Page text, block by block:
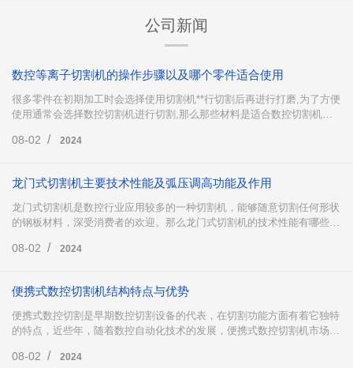
公司新闻
数控等离子切割机的操作步骤以及哪个零件适合使用
很多零件在初期加工时会选择使用切割机**行切割后再进行打磨,为了方便
使用通常会选择数控切割机进行切割,那么那些材料是适合数控切割机下
单地介绍一下。
08-02 / 2024
龙门式切割机主要技术性能及弧压调高功能及作用
龙门式切割机是数控行业应用较多的一种切割机，能够随意切割任何形状
的钢板材料，深受消费者的欢迎。那么龙门式切割机的技术性能有哪些
了解一下吧。
08-02 / 2024
便携式数控切割机结构特点与优势
便携式数控切割是早期数控切割设备的代表，在切割功能方面有着它独特
的特点，近些年，随着数控自动化技术的发展，便携式数控切割机市场份
位，下面小编为大家详细介绍便携式数控切割。
08-02 / 2024